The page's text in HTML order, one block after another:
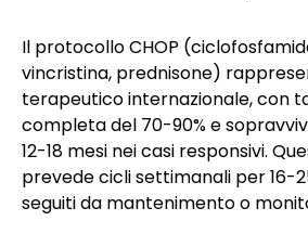
Il protocollo CHOP
vincristina, prednisone)
terapeutico internazionale, con
completa del 70-90% e
12-18 mesi nei casi responsivi.
prevede cicli settimanali per 16-
seguiti da mantenimento o